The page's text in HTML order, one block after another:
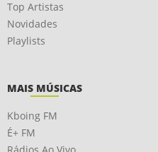
Top Artistas
Novidades
Playlists
MAIS MÚSICAS
Kboing FM
É+ FM